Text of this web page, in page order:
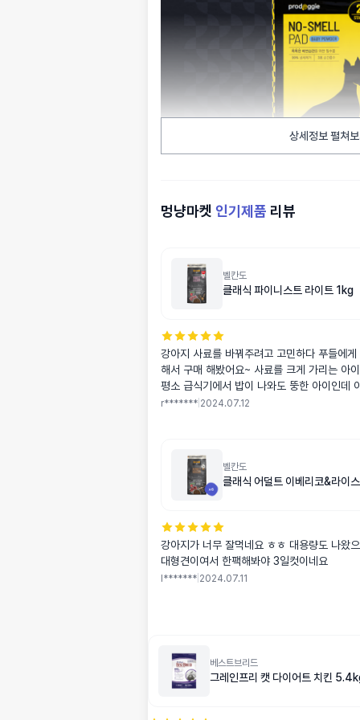
상세정보 펼쳐
멍냥마켓 인기제품 리뷰
벨칸도
클래식 파이니스트 라이트 1kg
강아지 사료를 바꿔주려고 고민하다 푸들에
해서 구매 해봤어요~ 사료를 크게 가리는 아
평소 급식기에서 밥이 나와도 뚱한 아이인데
자마자 달려가서 먹네요😅 다이어트를 해야
r******* 2024.07.12
벨칸도
클래식 어덜트 이베리코&라이
강아지가 너무 잘먹네요 ㅎㅎ 대용량도 나왔
대형견이여서 한팩해봐야 3일컷이네요
l******* 2024.07.11
베스트브리드
그레인프리 캣 다이어트 치킨